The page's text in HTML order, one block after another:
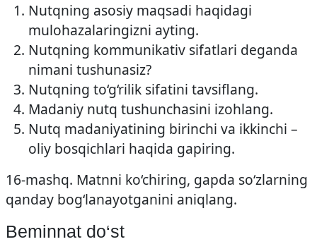
Nutqning asosiy maqsadi haqidagi
mulohazalaringizni ayting.
Nutqning kommunikativ sifatlari deganda
nimani tushunasiz?
Nutqning to‘g‘rilik sifatini tavsiflang.
Madaniy nutq tushunchasini izohlang.
Nutq madaniyatining birinchi va ikkinchi –
oliy bosqichlari haqida gapiring.
16-mashq. Matnni ko‘chiring, gapda so‘zlarning
qanday bog‘lanayotganini aniqlang.
Beminnat do‘st